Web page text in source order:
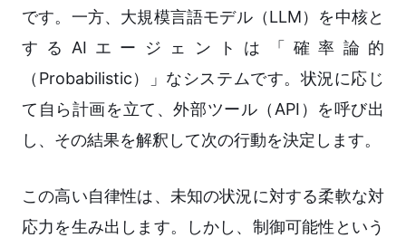
です。一方、大規模言語モデル（LLM）を中核と
するAIエージェントは「確率論的
（Probabilistic）」なシステムです。状況に応じ
て自ら計画を立て、外部ツール（API）を呼び出
し、その結果を解釈して次の行動を決定します。
この高い自律性は、未知の状況に対する柔軟な対
応力を生み出します。しかし、制御可能性という